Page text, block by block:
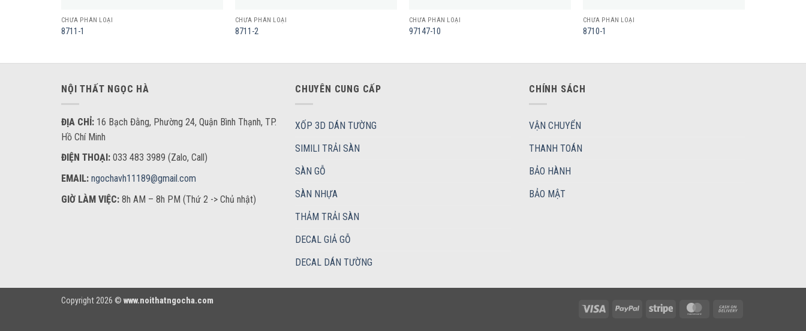
CHƯA PHÂN LOẠI
8711-1
CHƯA PHÂN LOẠI
8711-2
CHƯA PHÂN LOẠI
97147-10
CHƯA PHÂN LOẠI
8710-1
NỘI THẤT NGỌC HÀ
ĐỊA CHỈ: 16 Bạch Đằng, Phường 24, Quận Bình Thạnh, TP.
Hồ Chí Minh
ĐIỆN THOẠI: 033 483 3989 (Zalo, Call)
EMAIL: ngochavh11189@gmail.com
GIỜ LÀM VIỆC: 8h AM – 8h PM (Thứ 2 -> Chủ nhật)
CHUYÊN CUNG CẤP
XỐP 3D DÁN TƯỜNG
SIMILI TRẢI SÀN
SÀN GỖ
SÀN NHỰA
THẢM TRẢI SÀN
DECAL GIẢ GỖ
DECAL DÁN TƯỜNG
CHÍNH SÁCH
VẬN CHUYỂN
THANH TOÁN
BẢO HÀNH
BẢO MẬT
Visa PayPal Stripe MasterCard
Copyright 2026 © www.noithatngocha.com